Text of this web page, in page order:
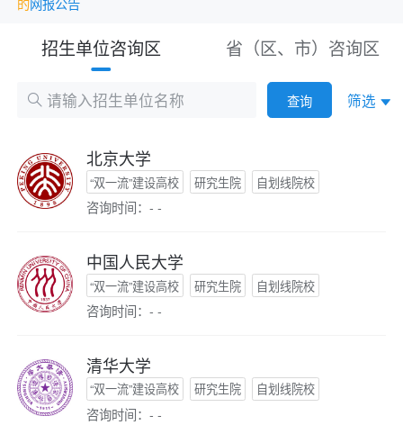
招生单位咨询区 省（区、市）咨询区
查询 筛选
北京大学
“双一流”建设高校 研究生院 自划线院校
咨询时间：- -
中国人民大学
“双一流”建设高校 研究生院 自划线院校
咨询时间：- -
清华大学
“双一流”建设高校 研究生院 自划线院校
咨询时间：- -